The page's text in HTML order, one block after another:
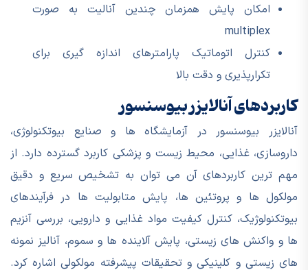
امکان پایش همزمان چندین آنالیت به صورت
multiplex
کنترل اتوماتیک پارامترهای اندازه گیری برای
تکرارپذیری و دقت بالا
کاربردهای آنالایزر بیوسنسور
آنالایزر بیوسنسور در آزمایشگاه ها و صنایع بیوتکنولوژی،
داروسازی، غذایی، محیط زیست و پزشکی کاربرد گسترده دارد. از
مهم ترین کاربردهای آن می توان به تشخیص سریع و دقیق
مولکول ها و پروتئین ها، پایش متابولیت ها در فرآیندهای
بیوتکنولوژیک، کنترل کیفیت مواد غذایی و دارویی، بررسی آنزیم
ها و واکنش های زیستی، پایش آلاینده ها و سموم، آنالیز نمونه
های زیستی و کلینیکی و تحقیقات پیشرفته مولکولی اشاره کرد.